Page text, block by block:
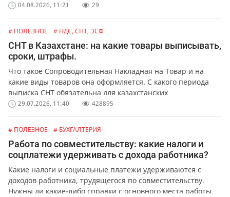
04.08.2026, 11:21 29
# ПОЛЕЗНОЕ # НДС, СНТ, ЭСФ
СНТ в Казахстане: на какие товары выписывать,
сроки, штрафы.
Что такое Сопроводительная Накладная на Товар и на
какие виды товаров она оформляется. С какого периода
выписка СНТ обязательна для казахстанских
предпринимателей и организаций. Какая ответственность
предусмотрена за не выписку или ошибки в СНТ.
29.07.2026, 11:40 428895
# ПОЛЕЗНОЕ # БУХГАЛТЕРИЯ
Работа по совместительству: какие налоги и
соцплатежи удерживать с дохода работника?
Какие налоги и социальные платежи удерживаются с
доходов работника, трудящегося по совместительству.
Нужны ли какие-либо справки с основного места работы.